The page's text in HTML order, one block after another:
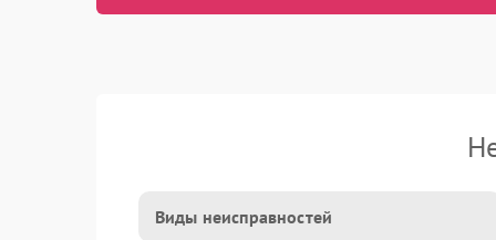
Виды неисправностей